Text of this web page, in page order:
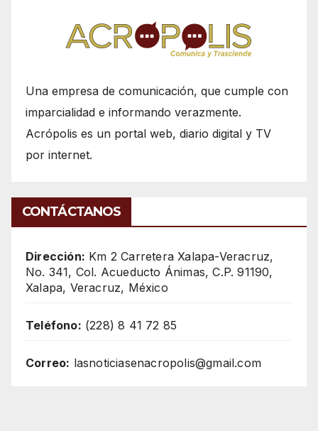
Una empresa de comunicación, que cumple con
imparcialidad e informando verazmente.
Acrópolis es un portal web, diario digital y TV
por internet.
CONTÁCTANOS
Dirección: Km 2 Carretera Xalapa-Veracruz,
No. 341, Col. Acueducto Ánimas, C.P. 91190,
Xalapa, Veracruz, México
Teléfono: (228) 8 41 72 85
Correo: lasnoticiasenacropolis@gmail.com